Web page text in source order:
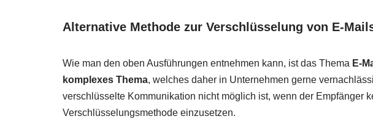
Alternative Methode zur Verschlüsselung von E-
Wie man den oben Ausführungen entnehmen kann, ist das Thema E-
komplexes Thema, welches daher in Unternehmen gerne
verschlüsselte Kommunikation nicht möglich ist, wenn der Empfänger
Verschlüsselungsmethode einzusetzen.